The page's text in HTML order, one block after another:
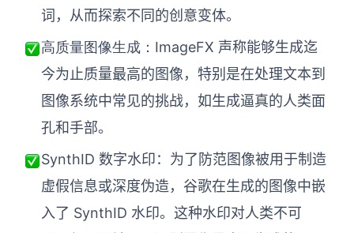
词，从而探索不同的创意变体。
高质量图像生成： ImageFX 声称能够生成迄
今为止质量最高的图像，特别是在处理文本到
图像系统中常见的挑战，如生成逼真的人类面
孔和手部。
SynthID 数字水印：为了防范图像被用于制造
虚假信息或深度伪造，谷歌在生成的图像中嵌
入了 SynthID 水印。这种水印对人类不可